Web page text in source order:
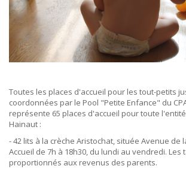
Toutes les places d'accueil pour les tout-petits
coordonnées par le Pool "Petite Enfance" du
représente 65 places d'accueil pour toute
Hainaut :
- 42 lits à la crèche Aristochat, située Avenue de
Accueil de 7h à 18h30, du lundi au vendredi. Les
proportionnés aux revenus des parents.